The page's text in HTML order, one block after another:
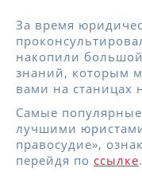
За время
накопили
знаний, которым
вами на станицах
Самые
лучшими
правосудие»,
перейдя по ссылке.